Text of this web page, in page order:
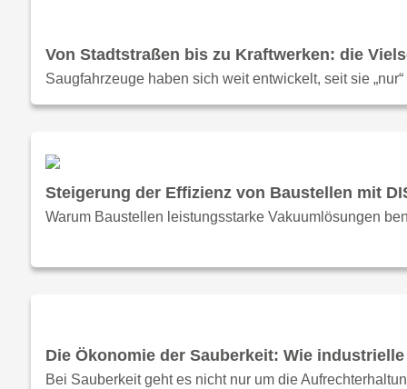
Von Stadtstraßen bis zu Kraftwerken: die
Saugfahrzeuge haben sich weit entwickelt, seit sie
Steigerung der Effizienz von Baustellen mit
Warum Baustellen leistungsstarke Vakuumlösungen
Die Ökonomie der Sauberkeit: Wie
Bei Sauberkeit geht es nicht nur um die